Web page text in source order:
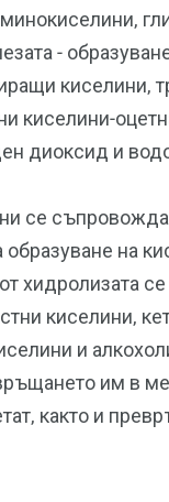
-
киселини,
киселини-
диоксид и
се
на
хидролизата
киселини,
и
им в
както и